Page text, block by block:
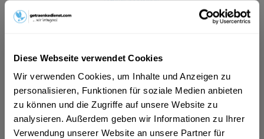
Diese Webseite verwendet Cookies
Wir verwenden Cookies, um Inhalte und Anzeigen zu
personalisieren, Funktionen für soziale Medien anbieten
zu können und die Zugriffe auf unsere Website zu
analysieren. Außerdem geben wir Informationen zu Ihrer
Verwendung unserer Website an unsere Partner für
ab 31,79 € *
Inhalt:0.5 Liter (63,58 € * / 1 Liter)
inkl. MwSt.ggf. zzgl. Erschwerniszuschlag
Vorrätig